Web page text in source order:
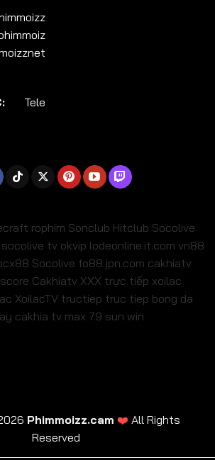
Tele
rophim Sonclub Hitclub Socolive
socolive tv okvip lodeonline.it.com vn88
Socolive fo88.jpn.com cakhiatv
Cakhiatv XXX trực tiếp xoilac
XoilacTV tructiep truc tiep bong da
cakhia tv max 79 sun win
Phimmoizz.cam ❤️All Rights
Reserved